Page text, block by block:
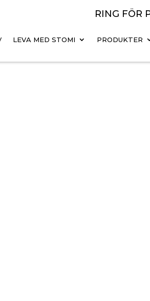
RING FÖR
LEVA MED STOMI PRODUKTER
Sjukhus